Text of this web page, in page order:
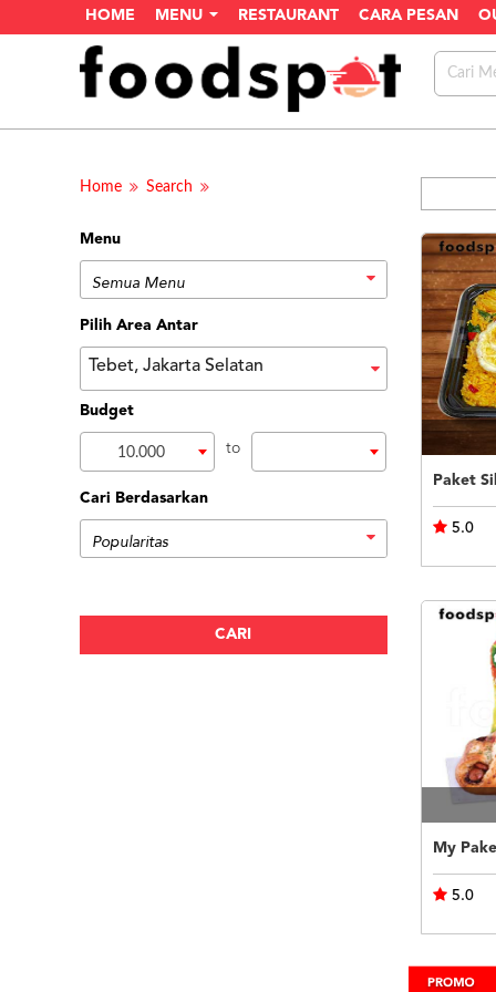
HOME MENU RESTAURANT CARA PESAN
Home Search
Menu
Pilih Area Antar
Tebet, Jakarta Selatan
Budget
10.000 to
Cari Berdasarkan
5.0
My
5.0